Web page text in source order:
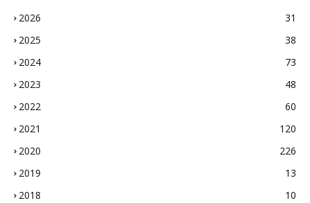
2026
31
2025
38
2024
73
2023
48
2022
60
2021
120
2020
226
2019
13
2018
10